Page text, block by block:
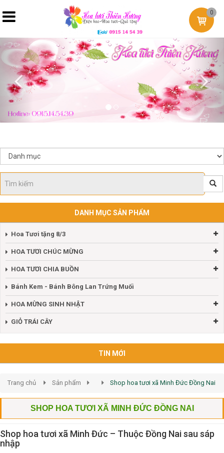
0
Previous
DANH MỤC SẢN PHẨM
Hoa Tươi tặng 8/3
HOA TƯƠI CHÚC MỪNG
HOA TƯƠI CHIA BUỒN
Bánh Kem - Bánh Bông Lan Trứng Muối
HOA MỪNG SINH NHẬT
GIỎ TRÁI CÂY
TIN MỚI
Trang chủ Sản phẩm Shop hoa tươi xã Minh Đức Đồng Nai
SHOP HOA TƯƠI XÃ MINH ĐỨC ĐỒNG NAI
Shop hoa tươi xã Minh Đức – Thuộc Đồng Nai sau sáp
nhập